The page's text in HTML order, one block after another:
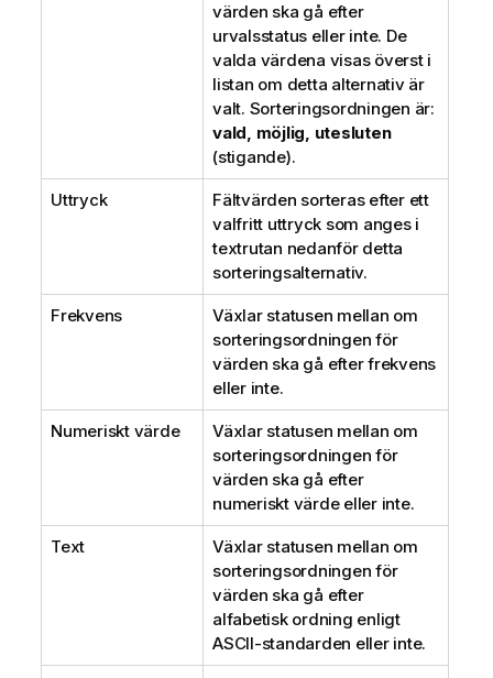
värden ska gå efter
urvalsstatus eller inte. De
valda värdena visas överst i
listan om detta alternativ är
valt. Sorteringsordningen är:
vald, möjlig, utesluten
(stigande).
Uttryck
Fältvärden sorteras efter ett
valfritt uttryck som anges i
textrutan nedanför detta
sorteringsalternativ.
Frekvens
Växlar statusen mellan om
sorteringsordningen för
värden ska gå efter frekvens
eller inte.
Numeriskt värde
Växlar statusen mellan om
sorteringsordningen för
värden ska gå efter
numeriskt värde eller inte.
Text
Växlar statusen mellan om
sorteringsordningen för
värden ska gå efter
alfabetisk ordning enligt
ASCII-standarden eller inte.